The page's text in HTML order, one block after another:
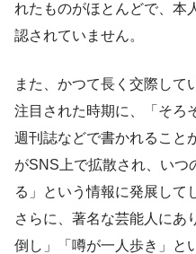
れたものがほとんどで、本
認されていません。
また、かつて長く交際して
注目された時期に、「そろ
週刊誌などで書かれること
がSNS上で拡散され、いつ
る」という情報に発展して
さらに、著名な芸能人にあ
倒し」「噂が一人歩き」と